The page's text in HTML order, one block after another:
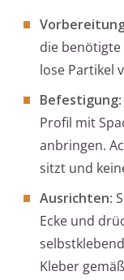
die benötigte
lose Partikel
Befestigung
Profil mit
anbringen.
sitzt und
Ausrichten:
Ecke und
Kleber